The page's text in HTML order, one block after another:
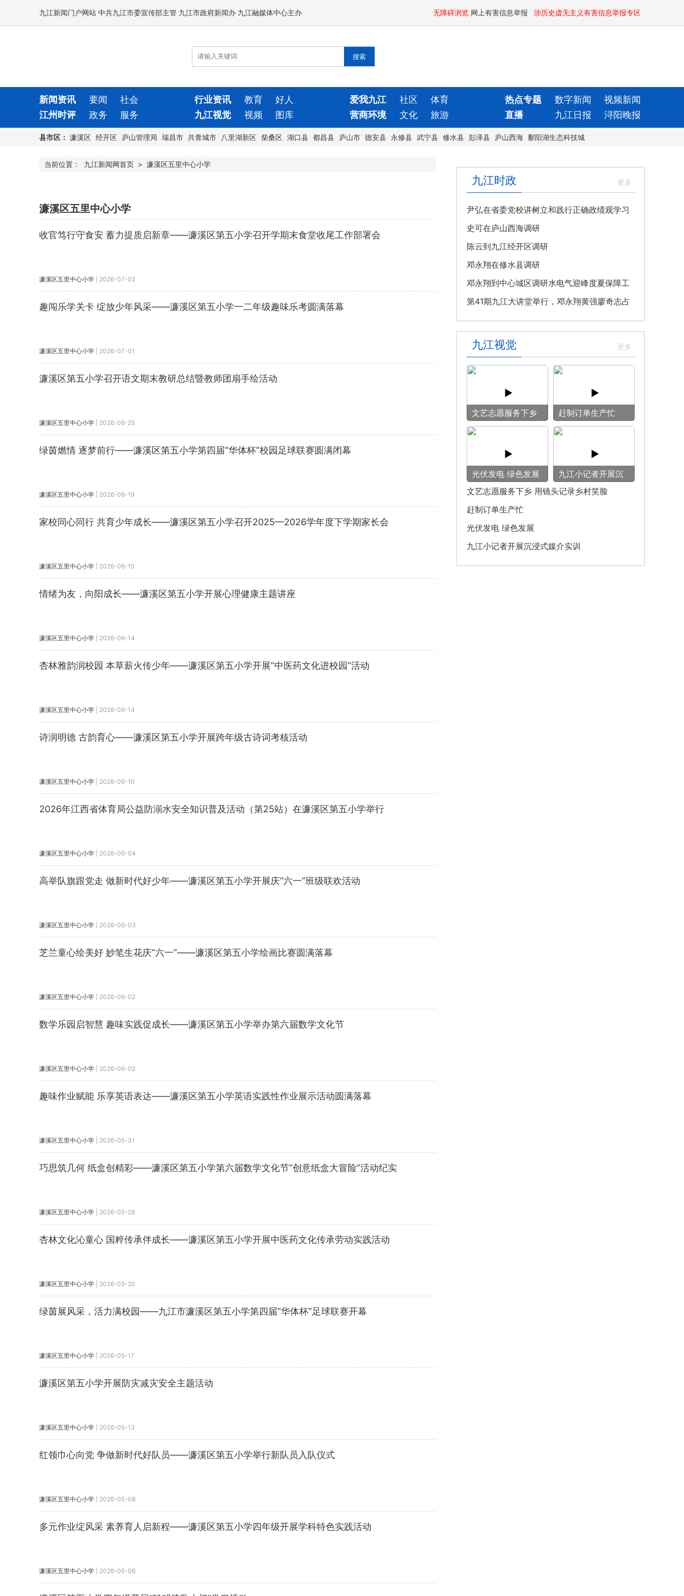
九江新闻门户网站 中共九江市委宣传部主管 九江市政府新闻办 九江融媒体中心主办 无障碍浏览 网上有害信息举报 涉历史虚无主义有害信息举报专区
新闻资讯 要闻 社会 行业资讯 教育 好人 爱我九江 社区 体育 热点专题 数字新闻
视频新闻
江州时评
政务 服务 九江视觉 视频 图库 营商环境 文化 旅游 直播 九江日报 浔阳晚报
县市区： 濂溪区 经开区 庐山管理局 瑞昌市 共青城市 八里湖新区 柴桑区 湖口县 都昌县 庐山市 德安县 永修县 武宁县 修水县 彭泽县 庐山西海 鄱阳湖生态科技城
当前位置： 九江新闻网首页 > 濂溪区五里中心小学
濂溪区五里中心小学
收官笃行守食安 蓄力提质启新章——濂溪区第五小学召开学期末食堂收尾工作部署会
濂溪区五里中心小学 2026-07-02
趣闯乐学关卡 绽放少年风采——濂溪区第五小学一二年级趣味乐考圆满落幕
濂溪区五里中心小学 2026-07-01
濂溪区第五小学召开语文期末教研总结暨教师团扇手绘活动
濂溪区五里中心小学 2026-06-25
绿茵燃情 逐梦前行——濂溪区第五小学第四届“华体杯”校园足球联赛圆满闭幕
濂溪区五里中心小学 2026-06-19
家校同心同行 共育少年成长——濂溪区第五小学召开2025—2026学年度下学期家长会
濂溪区五里中心小学 2026-06-15
情绪为友，向阳成长——濂溪区第五小学开展心理健康主题讲座
濂溪区五里中心小学 2026-06-14
杏林雅韵润校园 本草薪火传少年——濂溪区第五小学开展“中医药文化进校园”活动
濂溪区五里中心小学 2026-06-14
诗润明德 古韵育心——濂溪区第五小学开展跨年级古诗词考核活动
濂溪区五里中心小学 2026-06-10
2026年江西省体育局公益防溺水安全知识普及活动（第25站）在濂溪区第五小学举行
濂溪区五里中心小学 2026-06-04
高举队旗跟党走 做新时代好少年——濂溪区第五小学开展庆“六一”班级联欢活动
濂溪区五里中心小学 2026-06-03
芝兰童心绘美好 妙笔生花庆“六一”——濂溪区第五小学绘画比赛圆满落幕
濂溪区五里中心小学 2026-06-02
数学乐园启智慧 趣味实践促成长——濂溪区第五小学举办第六届数学文化节
濂溪区五里中心小学 2026-06-02
趣味作业赋能 乐享英语表达——濂溪区第五小学英语实践性作业展示活动圆满落幕
濂溪区五里中心小学 2026-05-31
巧思筑几何 纸盒创精彩——濂溪区第五小学第六届数学文化节“创意纸盒大冒险”活动纪实
濂溪区五里中心小学 2026-05-28
杏林文化沁童心 国粹传承伴成长——濂溪区第五小学开展中医药文化传承劳动实践活动
濂溪区五里中心小学 2026-05-20
绿茵展风采，活力满校园——九江市濂溪区第五小学第四届“华体杯”足球联赛开幕
濂溪区五里中心小学 2026-05-17
濂溪区第五小学开展防灾减灾安全主题活动
濂溪区五里中心小学 2026-05-13
红领巾心向党 争做新时代好队员——濂溪区第五小学举行新队员入队仪式
濂溪区五里中心小学 2026-05-08
多元作业绽风采 素养育人启新程——濂溪区第五小学四年级开展学科特色实践活动
濂溪区五里中心小学 2026-05-06
九江时政
尹弘在省委党校讲树立和践行正确政绩观学习
教育专题党课
史可在庐山西海调研
陈云到九江经开区调研
邓永翔在修水县调研
邓永翔到中心城区调研水电气迎峰度夏保障工
作
第41期九江大讲堂举行，邓永翔黄强廖奇志占
勇出席
九江视觉
文艺志愿服务下乡
用镜头记录乡村笑
赶制订单生产忙
光伏发电 绿色发展
九江小记者开展沉
浸式媒介实训
文艺志愿服务下乡 用镜头记录乡村笑脸
赶制订单生产忙
光伏发电 绿色发展
九江小记者开展沉浸式媒介实训